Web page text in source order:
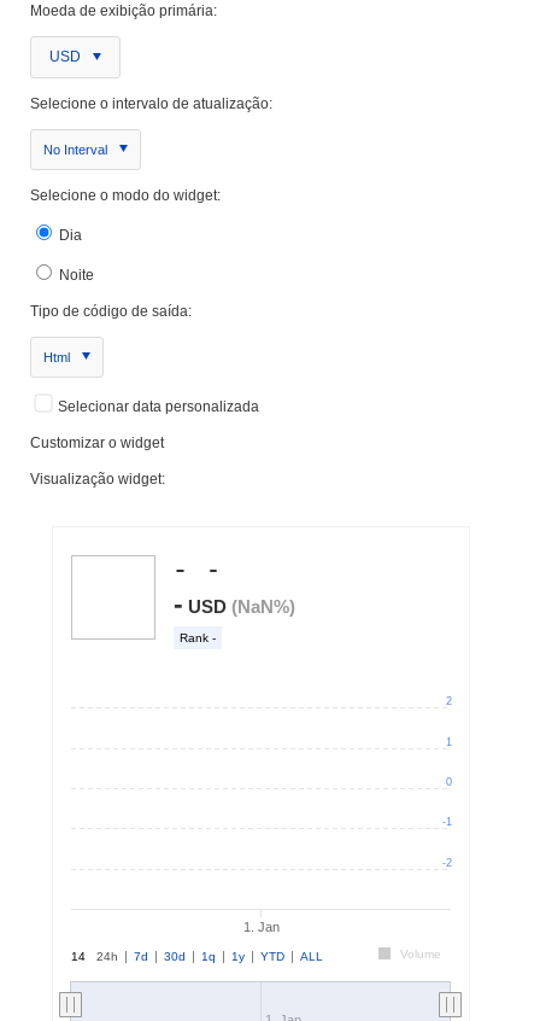
Moeda de exibição primária:
USD
Selecione o intervalo de atualização:
No Interval
Selecione o modo do widget:
Dia
Noite
Tipo de código de saída:
Html
Selecionar data personalizada
Customizar o widget
Visualização widget: